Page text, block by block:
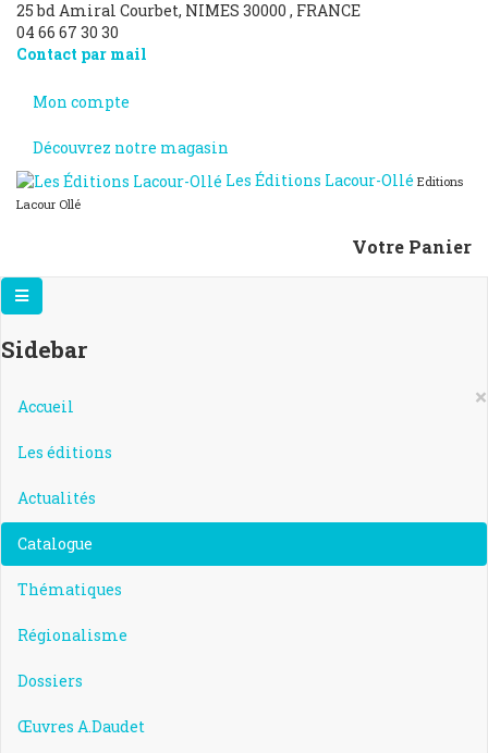
25 bd Amiral Courbet, NIMES 30000 , FRANCE
04 66 67 30 30
Contact par mail
Mon compte
Découvrez notre magasin
Les Éditions Lacour-Ollé Editions
Lacour Ollé
Votre Panier
Sidebar
×
Accueil
Les éditions
Actualités
Catalogue
Thématiques
Régionalisme
Dossiers
Œuvres A.Daudet